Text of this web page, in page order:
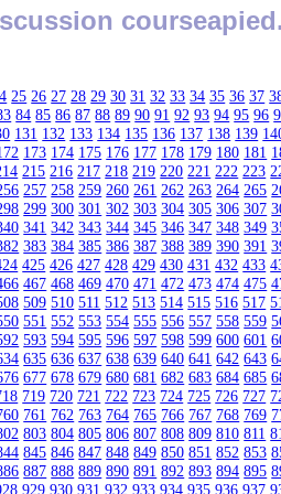
25 26 27 28 29 30 31 32 33 34 35 36 37
84 85 86 87 88 89 90 91 92 93 94 95 96
131 132 133 134 135 136 137 138 139
173 174 175 176 177 178 179 180 181
215 216 217 218 219 220 221 222 223
257 258 259 260 261 262 263 264 265
299 300 301 302 303 304 305 306 307
341 342 343 344 345 346 347 348 349
383 384 385 386 387 388 389 390 391
425 426 427 428 429 430 431 432 433
467 468 469 470 471 472 473 474 475
509 510 511 512 513 514 515 516 517
551 552 553 554 555 556 557 558 559
593 594 595 596 597 598 599 600 601
635 636 637 638 639 640 641 642 643
677 678 679 680 681 682 683 684 685
719 720 721 722 723 724 725 726 727
761 762 763 764 765 766 767 768 769
803 804 805 806 807 808 809 810 811
845 846 847 848 849 850 851 852 853
887 888 889 890 891 892 893 894 895
929 930 931 932 933 934 935 936 937